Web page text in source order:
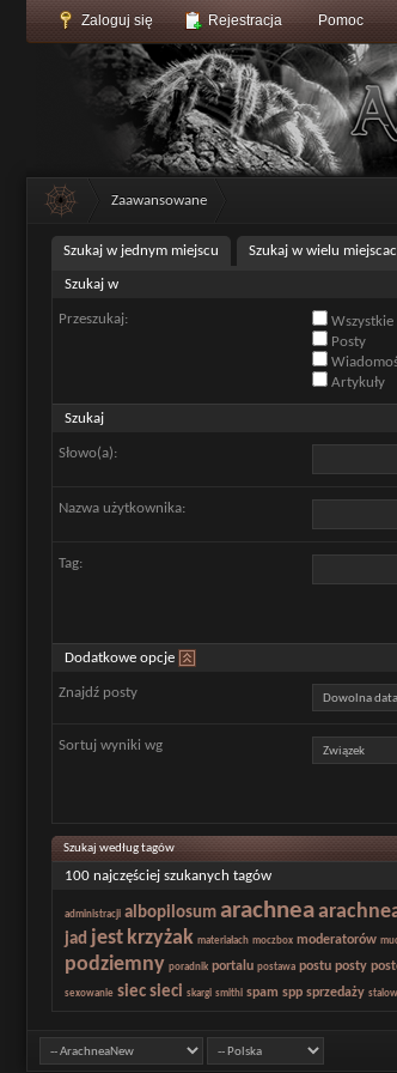
Zaloguj się Rejestracja Pomoc
Zaawansowane
Szukaj w jednym miejscu Szukaj w wielu
Szukaj w
Przeszukaj:
Posty
Artykuły
Szukaj
Słowo(a):
Nazwa użytkownika:
Tag:
Dodatkowe opcje
Znajdź posty
Sortuj wyniki wg
Szukaj według tagów
100 najczęściej szukanych tagów
administracji albopilosum arachnea
jad jest krzyżak materiałach moczbox moderatorów
podziemny poradnik portalu postawa postu posty
sexowanie siec sieci skargi smithi spam spp sprzedaży